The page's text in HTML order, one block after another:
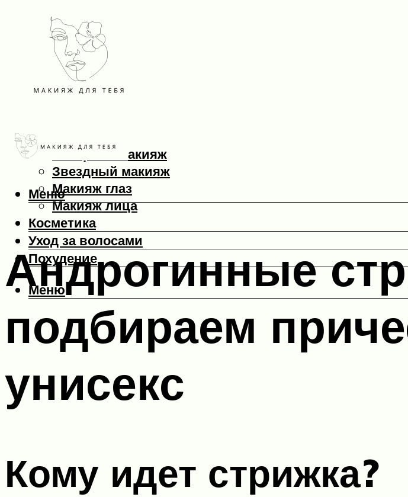
Макияж
Вечерний макияж
Звездный макияж
Макияж глаз
Макияж лица
Косметика
Уход за волосами
Похудение
Меню
Меню
Андрогинные
подбираем
унисекс
Кому идет стрижка?